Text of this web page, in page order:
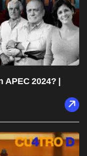
APEC 2024? |